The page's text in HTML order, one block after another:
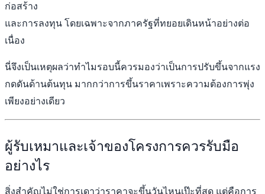
ก่อสร้าง
และการลงทุน โดยเฉพาะจากภาครัฐที่ทยอยเดินหน้าอย่างต่อ
เนื่อง
นี่จึงเป็นเหตุผลว่าทำไมรอบนี้ควรมองว่าเป็นการปรับขึ้นจากแรง
กดดันด้านต้นทุน มากกว่าการขึ้นราคาเพราะความต้องการพุ่ง
เพียงอย่างเดียว
ผู้รับเหมาและเจ้าของโครงการควรรับมือ
อย่างไร
สิ่งสำคัญไม่ใช่การเดาว่าราคาจะขึ้นวันไหนเป๊ะที่สุด แต่คือการ